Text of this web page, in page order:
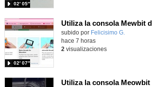
02′ 05″
Contenido educativo.
subido por Felicisimo G.
02′ 07″
hace 7 horas
2 visualizaciones